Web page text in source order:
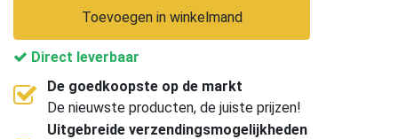
Toevoegen in winkelmand
Direct leverbaar
De goedkoopste op de markt
De nieuwste producten, de juiste prijzen!
Uitgebreide verzendingsmogelijkheden